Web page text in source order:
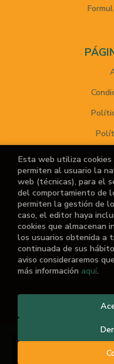
Añadir a mi
¿No
El Retiro
Esta web utiliza
permiten al usuario la
web (técnicas), para el
del comportamiento de
permiten la gestión de
caso, el editor haya
cookies que almacenan
los usuarios obtenida a
continuada de sus
aviso consideraremos
más información aquí.